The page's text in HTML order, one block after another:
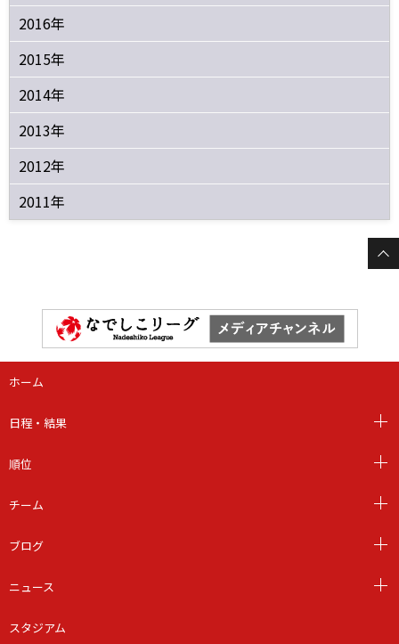
2016年
2015年
2014年
2013年
2012年
2011年
ホーム
日程・結果
順位
チーム
ブログ
ニュース
スタジアム